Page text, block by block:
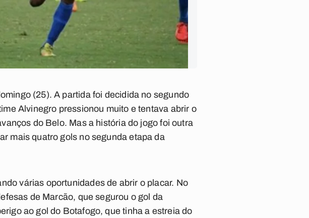
(25). A partida foi decidida no segundo
Alvinegro pressionou muito e tentava abrir o
do Belo. Mas a história do jogo foi outra
mais quatro gols no segunda etapa da
várias oportunidades de abrir o placar. No
de Marcão, que segurou o gol da
ao gol do Botafogo, que tinha a estreia do